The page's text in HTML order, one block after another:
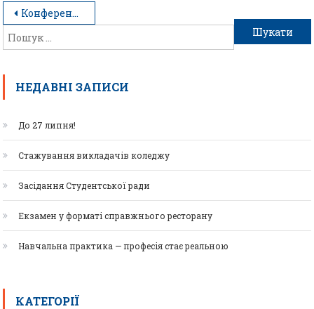
Конференція: маркетинг по-новому
НЕДАВНІ ЗАПИСИ
До 27 липня!
Стажування викладачів коледжу
Засідання Студентської ради
Екзамен у форматі справжнього ресторану
Навчальна практика — професія стає реальною
КАТЕГОРІЇ